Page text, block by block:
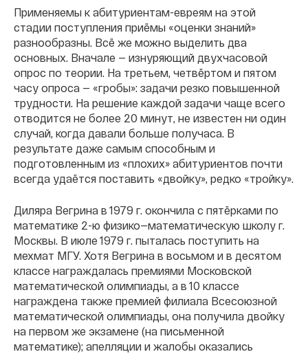
Применяемы к абитуриентам-евреям на этой
стадии поступления приёмы «оценки знаний»
разнообразны. Всё же можно выделить два
основных. Вначале — изнуряющий двухчасовой
опрос по теории. На третьем, четвёртом и пятом
часу опроса — «гробы»: задачи резко повышенной
трудности. На решение каждой задачи чаще всего
отводится не более 20 минут, не известен ни один
случай, когда давали больше получаса. В
результате даже самым способным и
подготовленным из «плохих» абитуриентов почти
всегда удаётся поставить «двойку», редко «тройку».
Диляра Вегрина в 1979 г. окончила с пятёрками по
математике 2-ю физико—математическую школу г.
Москвы. В июле 1979 г. пыталась поступить на
мехмат МГУ. Хотя Вегрина в восьмом и в десятом
классе награждалась премиями Московской
математической олимпиады, а в 10 классе
награждена также премией филиала Всесоюзной
математической олимпиады, она получила двойку
на первом же экзамене (на письменной
математике); апелляции и жалобы оказались